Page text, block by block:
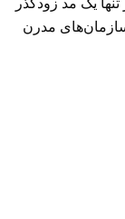
یک مد زودگذر
مدرن